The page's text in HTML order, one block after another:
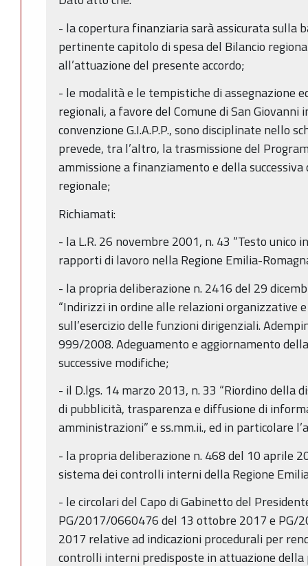
- la copertura finanziaria sarà assicurata sulla
pertinente capitolo di spesa del Bilancio
all’attuazione del presente accordo;
- le modalità e le tempistiche di assegnazione
regionali, a favore del Comune di San
convenzione G.I.A.P.P., sono disciplinate nello
prevede, tra l’altro, la trasmissione del
ammissione a finanziamento e della
regionale;
Richiamati:
- la L.R. 26 novembre 2001, n. 43 “Testo unico
rapporti di lavoro nella Regione Emilia-
- la propria deliberazione n. 2416 del 29
“Indirizzi in ordine alle relazioni organizzative
sull’esercizio delle funzioni dirigenziali.
999/2008. Adeguamento e aggiornamento
successive modifiche;
- il D.lgs. 14 marzo 2013, n. 33 “Riordino della
di pubblicità, trasparenza e diffusione di
amministrazioni” e ss.mm.ii., ed in particolare
- la propria deliberazione n. 468 del 10 aprile
sistema dei controlli interni della Regione
- le circolari del Capo di Gabinetto del
PG/2017/0660476 del 13 ottobre 2017 e PG/
2017 relative ad indicazioni procedurali per
controlli interni predisposte in attuazione della